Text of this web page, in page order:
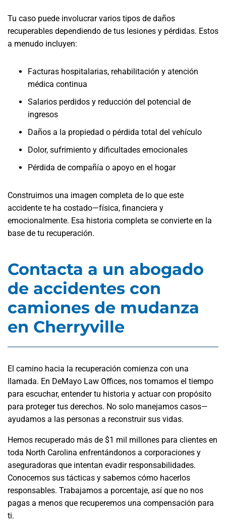
Tu caso puede involucrar varios tipos de daños
recuperables dependiendo de tus lesiones y pérdidas. Estos
a menudo incluyen:
Facturas hospitalarias, rehabilitación y atención
médica continua
Salarios perdidos y reducción del potencial de
ingresos
Daños a la propiedad o pérdida total del vehículo
Dolor, sufrimiento y dificultades emocionales
Pérdida de compañía o apoyo en el hogar
Construimos una imagen completa de lo que este
accidente te ha costado—física, financiera y
emocionalmente. Esa historia completa se convierte en la
base de tu recuperación.
Contacta a un abogado
de accidentes con
camiones de mudanza
en Cherryville
El camino hacia la recuperación comienza con una
llamada. En DeMayo Law Offices, nos tomamos el tiempo
para escuchar, entender tu historia y actuar con propósito
para proteger tus derechos. No solo manejamos casos—
ayudamos a las personas a reconstruir sus vidas.
Hemos recuperado más de $1 mil millones para clientes en
toda North Carolina enfrentándonos a corporaciones y
aseguradoras que intentan evadir responsabilidades.
Conocemos sus tácticas y sabemos cómo hacerlos
responsables. Trabajamos a porcentaje, así que no nos
pagas a menos que recuperemos una compensación para
ti.